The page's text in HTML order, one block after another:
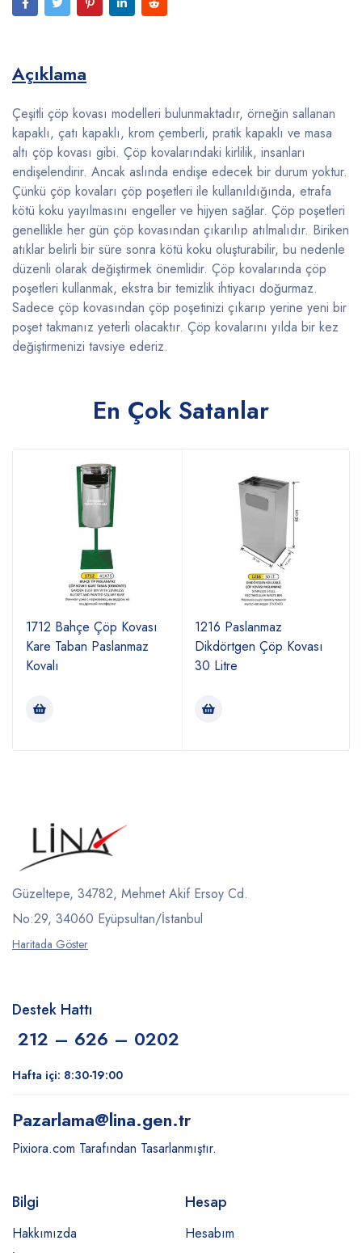
Açıklama
Çeşitli çöp kovası modelleri bulunmaktadır, örneğin sallanan
kapaklı, çatı kapaklı, krom çemberli, pratik kapaklı ve masa
altı çöp kovası gibi. Çöp kovalarındaki kirlilik, insanları
endişelendirir. Ancak aslında endişe edecek bir durum yoktur.
Çünkü çöp kovaları çöp poşetleri ile kullanıldığında, etrafa
kötü koku yayılmasını engeller ve hijyen sağlar. Çöp poşetleri
genellikle her gün çöp kovasından çıkarılıp atılmalıdır. Biriken
atıklar belirli bir süre sonra kötü koku oluşturabilir, bu nedenle
düzenli olarak değiştirmek önemlidir. Çöp kovalarında çöp
poşetleri kullanmak, ekstra bir temizlik ihtiyacı doğurmaz.
Sadece çöp kovasından çöp poşetinizi çıkarıp yerine yeni bir
poşet takmanız yeterli olacaktır. Çöp kovalarını yılda bir kez
değiştirmenizi tavsiye ederiz.
En Çok Satanlar
1712 Bahçe Çöp Kovası
Kare Taban Paslanmaz
Kovalı
1216 Paslanmaz
Dikdörtgen Çöp Kovası
30 Litre
Güzeltepe, 34782, Mehmet Akif Ersoy Cd.
No:29, 34060 Eyüpsultan/İstanbul
Haritada Göster
Destek Hattı
212 – 626 – 0202
Hafta içi: 8:30-19:00
Pazarlama@lina.gen.tr
Pixiora.com Tarafından Tasarlanmıştır.
Bilgi
Hakkımızda
Hesap
Hesabım